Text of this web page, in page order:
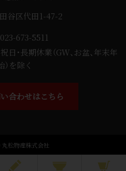
谷区代田1-47-2
023-673-5511
日・長期休業（GW、お盆、年末年
）を除く
合わせはこちら
松物産株式会社